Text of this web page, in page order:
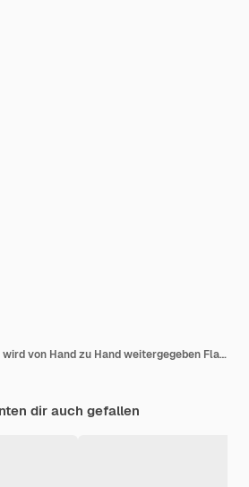
Ein Schlüsselbund wird von Hand zu Hand weitergegeben Flache Vektordarstellung Eps10
dir auch gefallen